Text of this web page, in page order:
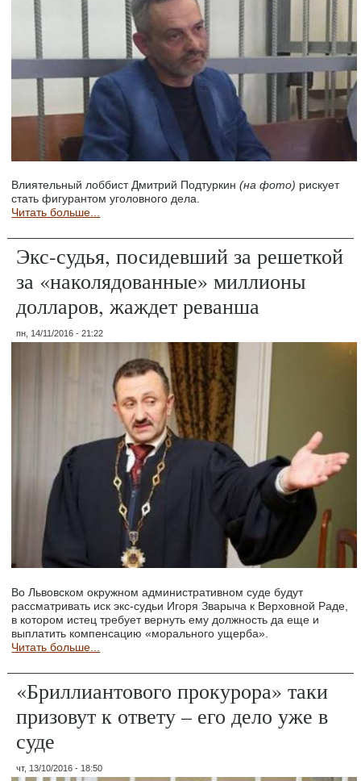
Влиятельный лоббист Дмитрий Подтуркин(на фото) рискует
стать фигурантом уголовного дела.
Читать больше...
Экс-судья, посидевший за решеткой
за «наколядованные» миллионы
долларов, жаждет реванша
пн, 14/11/2016 - 21:22
Во Львовском окружном административном суде будут
рассматривать иск экс-судьи Игоря Зварыча к Верховной Раде,
в котором истец требует вернуть ему должность да еще и
выплатить компенсацию «морального ущерба».
Читать больше...
«Бриллиантового прокурора» таки
призовут к ответу – его дело уже в
суде
чт, 13/10/2016 - 18:50